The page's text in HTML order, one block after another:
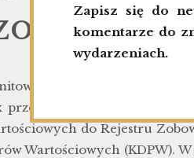
przed dniem 1
przekazania do dnia 31
do Rejestru
Wartościowych (KDPW).
Zapisz się do
komentarze do
wydarzeniach.